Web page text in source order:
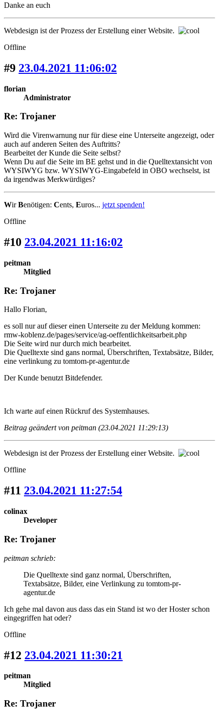
Danke an euch
Webdesign ist der Prozess der Erstellung einer Website.
Offline
#9 23.04.2021 11:06:02
florian
Administrator
Re: Trojaner
Wird die Virenwarnung nur für diese eine Unterseite angezeigt, oder
auch auf anderen Seiten des Auftritts?
Bearbeitet der Kunde die Seite selbst?
Wenn Du auf die Seite im BE gehst und in die Quelltextansicht von
WYSIWYG bzw. WYSIWYG-Eingabefeld in OBO wechselst, ist
da irgendwas Merkwürdiges?
WirBenötigen: Cents, Euros... jetzt spenden!
Offline
#10 23.04.2021 11:16:02
peitman
Mitglied
Re: Trojaner
Hallo Florian,
es soll nur auf dieser einen Unterseite zu der Meldung kommen:
rmw-koblenz.de/pages/service/ag-oeffentlichkeitsarbeit.php
Die Seite wird nur durch mich bearbeitet.
Die Quelltexte sind gans normal, Überschriften, Textabsätze, Bilder,
eine verlinkung zu tomtom-pr-agentur.de
Der Kunde benutzt Bitdefender.
Ich warte auf einen Rückruf des Systemhauses.
Beitrag geändert von peitman (23.04.2021 11:29:13)
Webdesign ist der Prozess der Erstellung einer Website.
Offline
#11 23.04.2021 11:27:54
colinax
Developer
Re: Trojaner
peitman schrieb:
Die Quelltexte sind ganz normal, Überschriften,
Textabsätze, Bilder, eine Verlinkung zu tomtom-pr-
agentur.de
Ich gehe mal davon aus dass das ein Stand ist wo der Hoster schon
eingegriffen hat oder?
Offline
#12 23.04.2021 11:30:21
peitman
Mitglied
Re: Trojaner